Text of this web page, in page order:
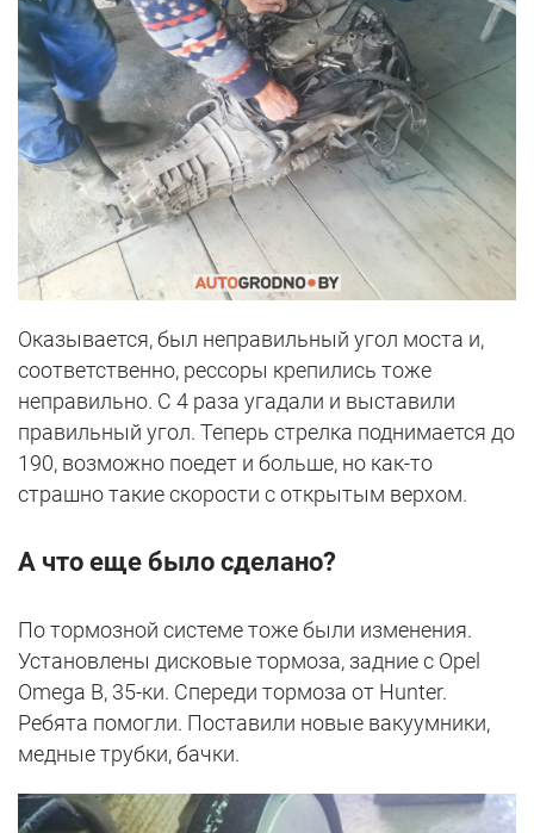
Оказывается, был неправильный угол моста и,
соответственно, рессоры крепились тоже
неправильно. С 4 раза угадали и выставили
правильный угол. Теперь стрелка поднимается до
190, возможно поедет и больше, но как-то
страшно такие скорости с открытым верхом.
А что еще было сделано?
По тормозной системе тоже были изменения.
Установлены дисковые тормоза, задние с Opel
Omega B, 35-ки. Спереди тормоза от Hunter.
Ребята помогли. Поставили новые вакуумники,
медные трубки, бачки.